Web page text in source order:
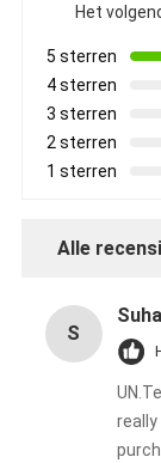
De
Folie
Het
5 sterren
4 sterren
3 sterren
2 sterren
1 sterren
Alle
S